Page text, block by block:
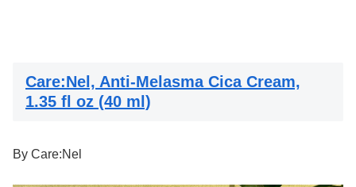
Care:Nel, Anti-Melasma Cica Cream,
1.35 fl oz (40 ml)
By Care:Nel